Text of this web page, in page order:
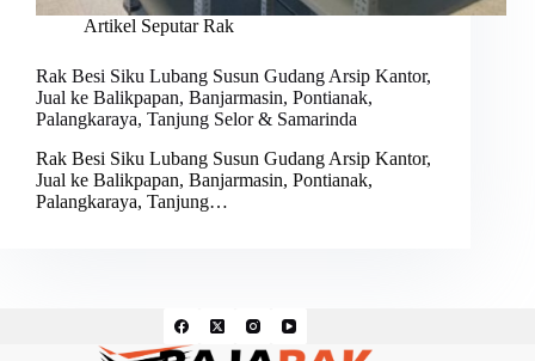
Artikel Seputar Rak
Rak Besi Siku Lubang Susun Gudang Arsip Kantor,
Jual ke Balikpapan, Banjarmasin, Pontianak,
Palangkaraya, Tanjung Selor & Samarinda
Rak Besi Siku Lubang Susun Gudang Arsip Kantor,
Jual ke Balikpapan, Banjarmasin, Pontianak,
Palangkaraya, Tanjung…